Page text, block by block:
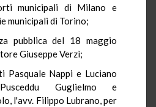
municipali di Milano e
municipali di Torino;
pubblica del 18 maggio
Giuseppe Verzì;
Pasquale Nappi e Luciano
Guglielmo e
l'avv. Filippo Lubrano, per